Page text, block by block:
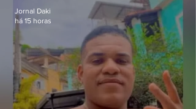
Jornal Daki
há 15 horas